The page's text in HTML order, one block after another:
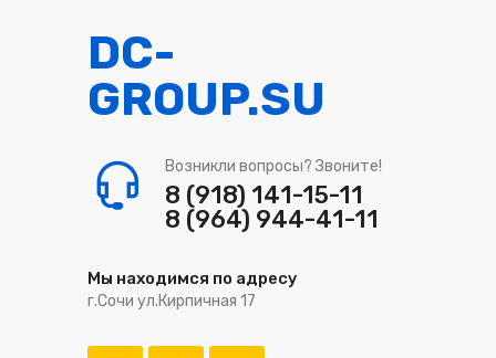
DC-
GROUP.SU
Возникли вопросы? Звоните!
8 (918) 141-15-11
8 (964) 944-41-11
Мы находимся по адресу
г.Сочи ул.Кирпичная 17